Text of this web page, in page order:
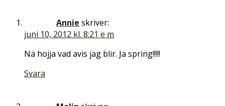
Annie skriver:
juni 10, 2012 kl. 8:21 e m
Nä hojja vad avis jag blir. Ja spring!!!!!
Svara